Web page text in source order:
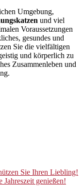
Umgebung,
und viel
Voraussetzungen
gesundes und
Sie die vielfältigen
und körperlich zu
Zusammenleben und
Sie Ihren Liebling!
genießen!